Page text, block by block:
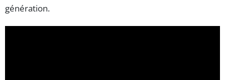
génération.